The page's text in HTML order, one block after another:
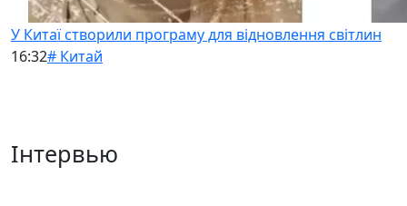
У Китаї створили програму для відновлення світлин
16:32# Китай
Інтервью